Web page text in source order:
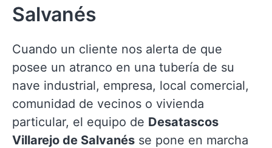
Salvanés
Cuando un cliente nos alerta de que
posee un atranco en una tubería de su
nave industrial, empresa, local comercial,
comunidad de vecinos o vivienda
particular, el equipo de Desatascos
Villarejo de Salvanés se pone en marcha